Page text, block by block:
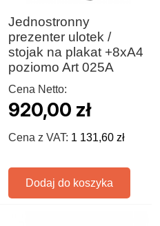
Jednostronny
prezenter ulotek /
stojak na plakat +8xA4
poziomo Art 025A
Cena Netto:
920,00 zł
Cena z VAT: 1 131,60 zł
Dodaj do koszyka